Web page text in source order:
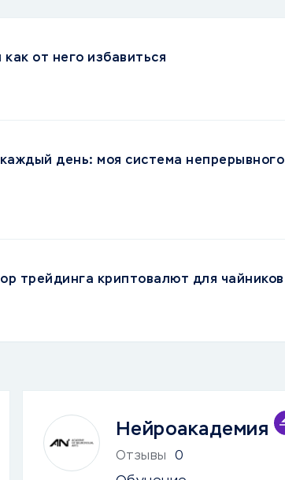
от него избавиться
день: моя система непрерывного
трейдинга криптовалют для чайников
Нейроакадемия
Отзывы 0